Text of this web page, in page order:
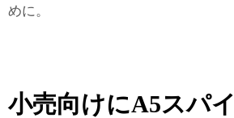
めに。
小売向けにA5スパ